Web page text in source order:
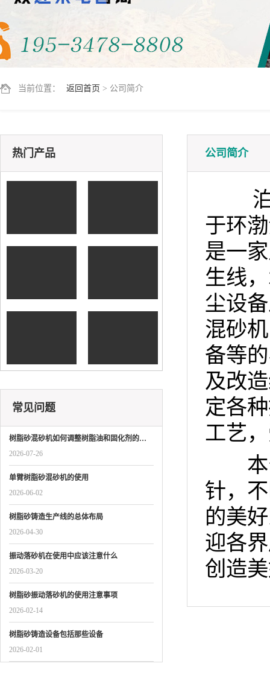
当前位置： 返回首页 > 公司简介
热门产品
常见问题
树脂砂混砂机如何调整树脂油和固化剂的…
2026-07-26
单臂树脂砂混砂机的使用
2026-06-02
树脂砂铸造生产线的总体布局
2026-04-30
振动落砂机在使用中应该注意什么
2026-03-20
树脂砂振动落砂机的使用注意事项
2026-02-14
树脂砂铸造设备包括那些设备
2026-02-01
公司简介
泊头
于环
是一
生线
尘设
混砂
备等
及改
定各
工艺
本公
针，
的美
迎各
创造